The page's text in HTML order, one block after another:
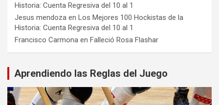
Historia: Cuenta Regresiva del 10 al 1
Jesus mendoza en Los Mejores 100 Hockistas de la
Historia: Cuenta Regresiva del 10 al 1
Francisco Carmona en Falleció Rosa Flashar
Aprendiendo las Reglas del Juego